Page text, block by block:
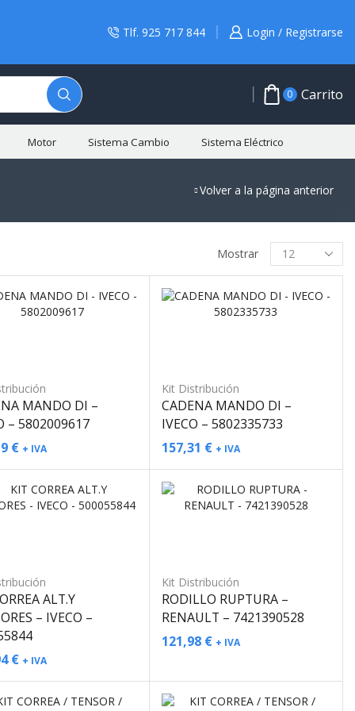
Tlf. 925 717 844 Login / Registrarse
0 Carrito
Motor Sistema Cambio Sistema Eléctrico
Volver a la página anterior
Mostrar
MANDO DI –
– 5802009617
€ + IVA
Kit Distribución
CADENA MANDO DI –
IVECO – 5802335733
157,31 € + IVA
ALT.Y
– IVECO –
€ + IVA
Kit Distribución
RODILLO RUPTURA –
RENAULT – 7421390528
121,98 € + IVA
Aire Acondicionado
Compresor de Aire
Compresor Aire
Alimentación de Combustible
Bomba AdBlue
Depósito AdBlue
Inyector AdBlue
Tapón AdBlue
Sistema Combustible